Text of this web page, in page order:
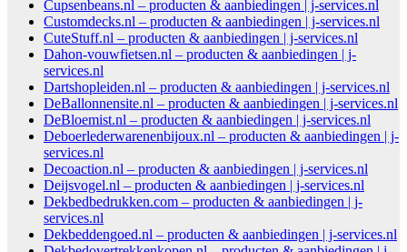
Cupsenbeans.nl – producten & aanbiedingen | j-services.nl
Customdecks.nl – producten & aanbiedingen | j-services.nl
CuteStuff.nl – producten & aanbiedingen | j-services.nl
Dahon-vouwfietsen.nl – producten & aanbiedingen | j-
services.nl
Dartshopleiden.nl – producten & aanbiedingen | j-services.nl
DeBallonnensite.nl – producten & aanbiedingen | j-services.nl
DeBloemist.nl – producten & aanbiedingen | j-services.nl
Deboerlederwarenenbijoux.nl – producten & aanbiedingen | j-
services.nl
Decoaction.nl – producten & aanbiedingen | j-services.nl
Deijsvogel.nl – producten & aanbiedingen | j-services.nl
Dekbedbedrukken.com – producten & aanbiedingen | j-
services.nl
Dekbeddengoed.nl – producten & aanbiedingen | j-services.nl